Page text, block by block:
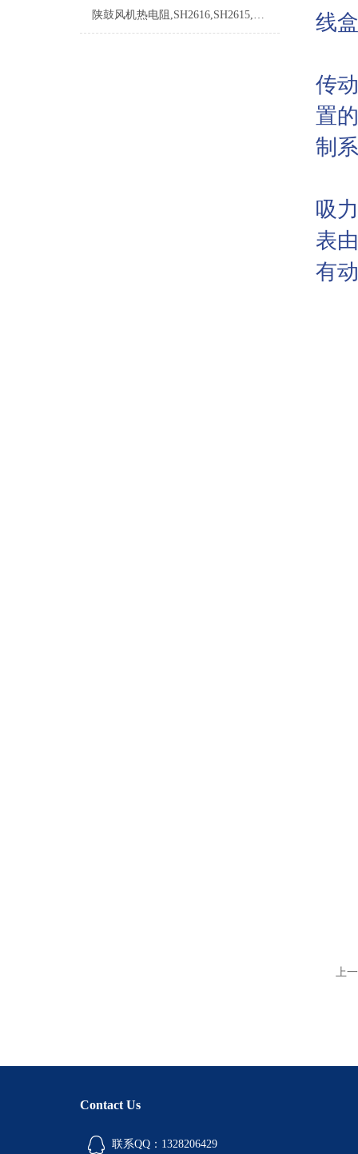
陕鼓风机热电阻,SH2616,SH2615,SH2620,SH2621
线
传
置
制
吸
表
有
上
Contact Us
联系QQ：1328206429